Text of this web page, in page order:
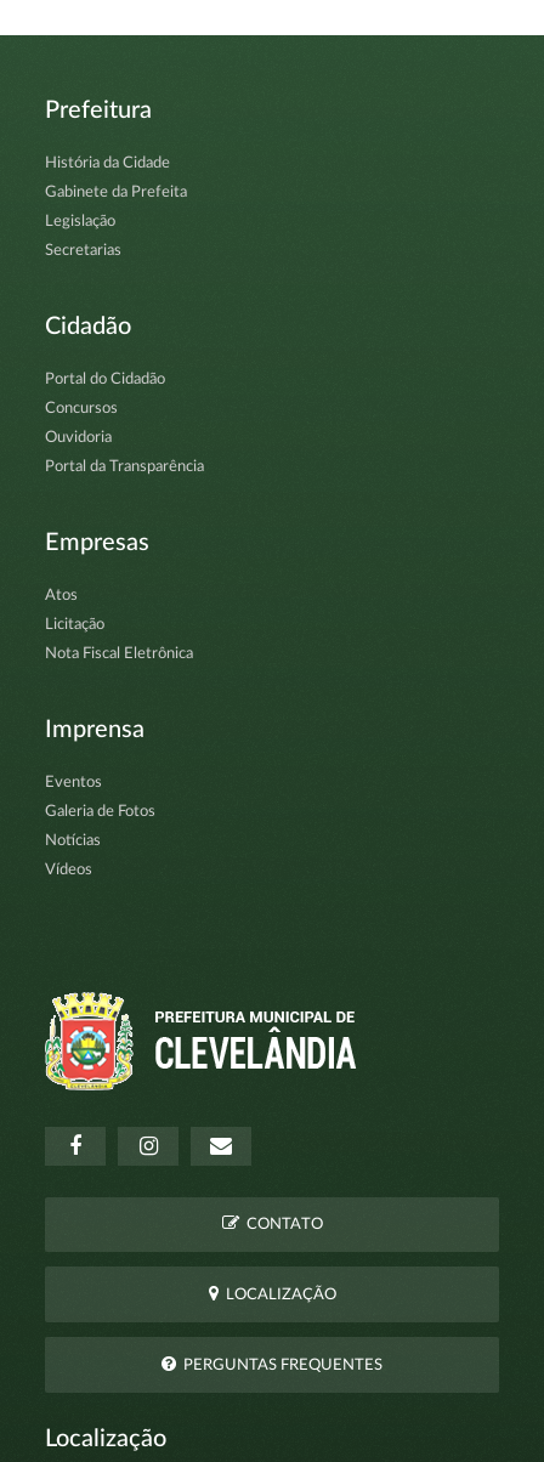
Prefeitura
História da Cidade
Gabinete da Prefeita
Legislação
Secretarias
Cidadão
Portal do Cidadão
Concursos
Ouvidoria
Portal da Transparência
Empresas
Atos
Licitação
Nota Fiscal Eletrônica
Imprensa
Eventos
Galeria de Fotos
Notícias
Vídeos
CONTATO
LOCALIZAÇÃO
PERGUNTAS FREQUENTES
Localização